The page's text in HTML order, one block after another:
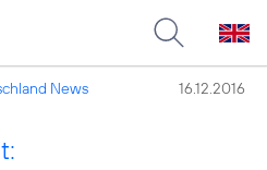
News 16.12.2016